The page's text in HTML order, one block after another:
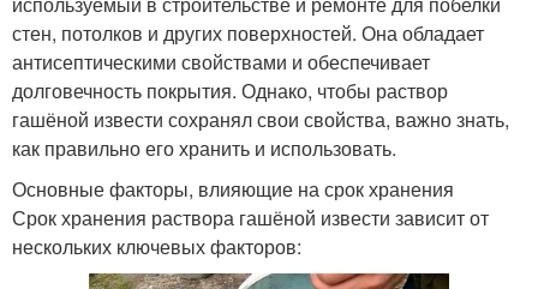
стен, потолков и других поверхностей. Она обладает
антисептическими свойствами и обеспечивает
долговечность покрытия. Однако, чтобы раствор
гашёной извести сохранял свои свойства, важно знать,
как правильно его хранить и использовать.
Основные факторы, влияющие на срок хранения
Срок хранения раствора гашёной извести зависит от
нескольких ключевых факторов: